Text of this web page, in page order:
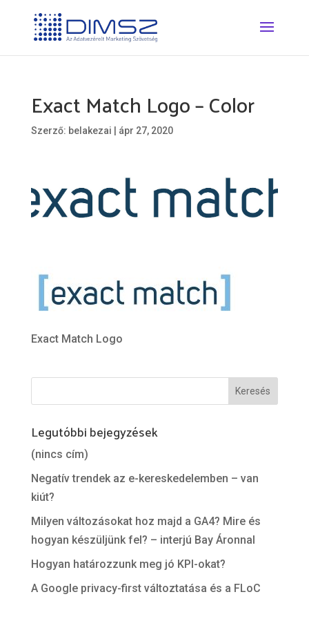
Exact Match Logo – Color
Szerző: belakezai ápr 27, 2020
Exact Match Logo
Legutóbbi bejegyzések
(nincs cím)
Negatív trendek az e-kereskedelemben – van
kiút?
Milyen változásokat hoz majd a GA4? Mire és
hogyan készüljünk fel? – interjú Bay Áronnal
Hogyan határozzunk meg jó KPI-okat?
A Google privacy-first változtatása és a FLoC